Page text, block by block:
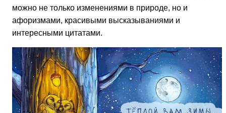
можно не только изменениями в природе, но и
афоризмами, красивыми высказываниями и
интересными цитатами.